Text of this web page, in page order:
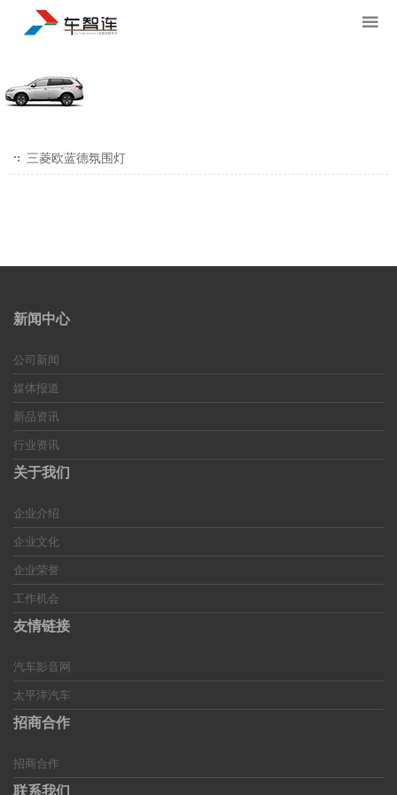
三菱欧蓝德氛围灯
新闻中心
公司新闻
媒体报道
新品资讯
行业资讯
关于我们
企业介绍
企业文化
企业荣誉
工作机会
友情链接
汽车影音网
太平洋汽车
招商合作
招商合作
联系我们